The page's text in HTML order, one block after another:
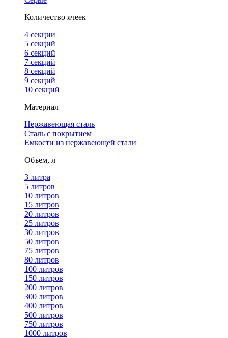
Количество ячеек
4 cекции
5 секций
6 секций
7 секций
8 секций
9 секций
10 секций
Материал
Нержавеющая сталь
Сталь с покрытием
Емкости из нержавеющей стали
Объем, л
3 литра
5 литров
10 литров
15 литров
20 литров
25 литров
30 литров
50 литров
75 литров
80 литров
100 литров
150 литров
200 литров
300 литров
400 литров
500 литров
750 литров
1000 литров